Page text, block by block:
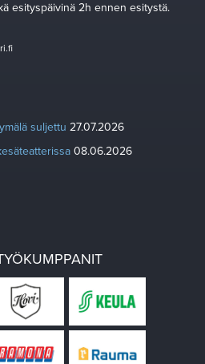
esityspäivinä 2h ennen esitystä.
suljettu 27.07.2026
08.06.2026